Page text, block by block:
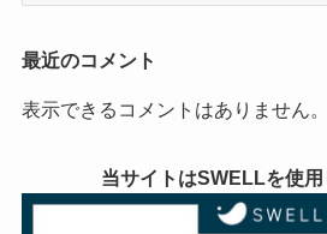
最近のコメント
表示できるコメントはありません。
当サイトはSWELLを使用